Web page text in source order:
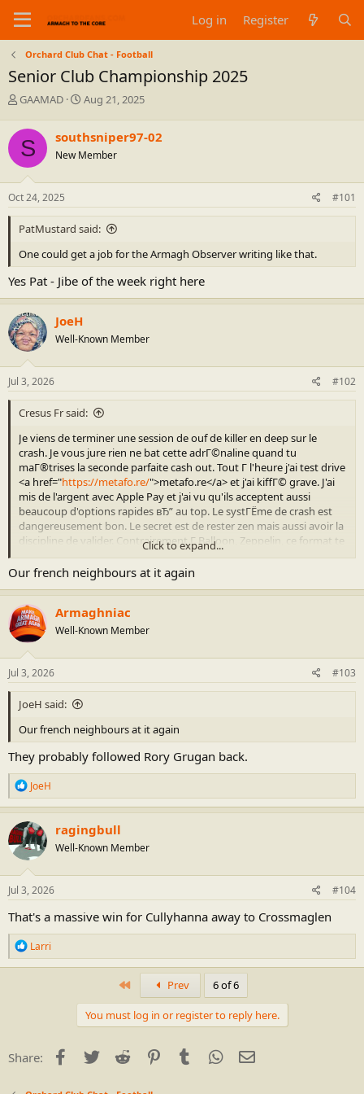
Log in Register
Orchard Club Chat - Football
Senior Club Championship 2025
T
r
e
a
d
s
t
a
r
e
GAAMAD
S
r
t
a
e
Aug 21, 2025
S southsniper97-02
New Member
Oct 24, 2025 #101
PatMustard said:
One could get a job for the Armagh Observer writing like that.
Yes Pat - Jibe of the week right here
JoeH
Well-Known Member
Jul 3, 2026 #102
Cresus Fr said:
Je viens de terminer une session de ouf de killer en deep sur le
crash. Je vous jure rien ne bat cette adrГ©naline quand tu
maГ®trises la seconde parfaite cash out. Tout Г l'heure j'ai test drive
<a href="https://metafo.re/">metafo.re</a> et j'ai kiffГ© grave. J'ai
mis de l'argent avec Apple Pay et j'ai vu qu'ils acceptent aussi
beaucoup d'options rapides вЂ” au top. Le systГЁme de crash est
dangereusement bon. Le secret est de rester zen mais aussi avoir la
discipline de valider. Contrairement Г Balloon, Zeppelin, ce format te
donne de vraies dГ©cisions en temps rГ©el. Un casino sГ©rieux
pour tous les joueurs de l'Hexagone. Service client rГ©actif. Testez-
https://metafo.re/
et vous verrez par vous-mГЄme Г quel
point c'est bon!
Click to expand...
Our french neighbours at it again
Armaghniac
Well-Known Member
Jul 3, 2026 #103
JoeH said:
Our french neighbours at it again
They probably followed Rory Grugan back.
R
e
a
c
t
i
o
n
s
:
JoeH
ragingbull
Well-Known Member
Jul 3, 2026 #104
That's a massive win for Cullyhanna away to Crossmaglen
R
e
a
:
Larri
First Prev 6 of 6
You must log in or register to reply here.
Share: Facebook
Twitter Reddit PinterestTumblr WhatsApp